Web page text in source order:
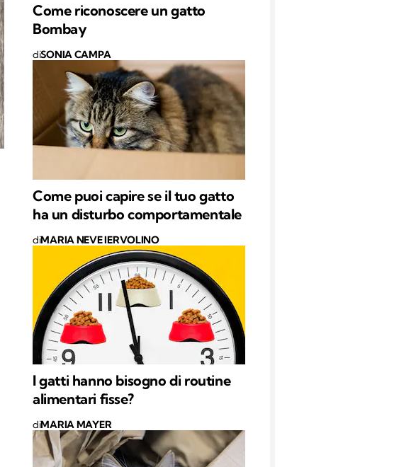
Come riconoscere un gatto
Bombay
diSONIA CAMPA
Come puoi capire se il tuo gatto
ha un disturbo comportamentale
diMARIA NEVE IERVOLINO
I gatti hanno bisogno di routine
alimentari fisse?
diMARIA MAYER